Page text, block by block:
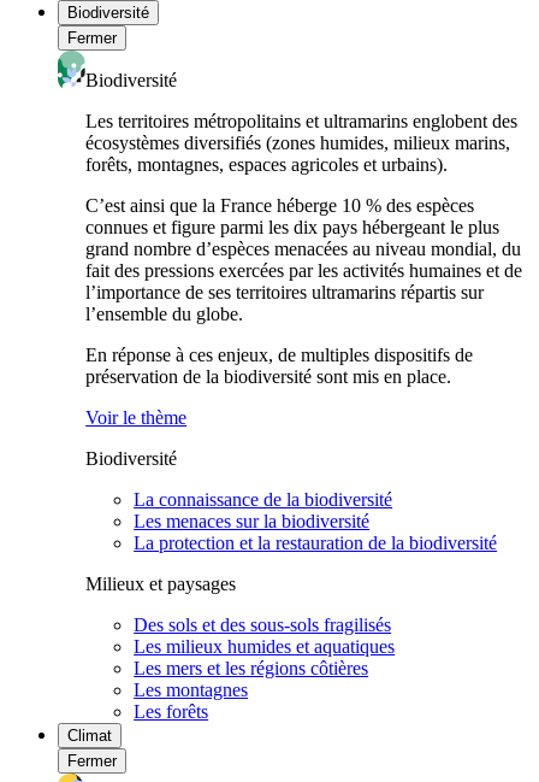
Biodiversité
Fermer
Biodiversité
Les territoires métropolitains et ultramarins englobent des
écosystèmes diversifiés (zones humides, milieux marins,
forêts, montagnes, espaces agricoles et urbains).
C’est ainsi que la France héberge 10 % des espèces
connues et figure parmi les dix pays hébergeant le plus
grand nombre d’espèces menacées au niveau mondial, du
fait des pressions exercées par les activités humaines et de
l’importance de ses territoires ultramarins répartis sur
l’ensemble du globe.
En réponse à ces enjeux, de multiples dispositifs de
préservation de la biodiversité sont mis en place.
Voir le thème
Biodiversité
La connaissance de la biodiversité
Les menaces sur la biodiversité
La protection et la restauration de la biodiversité
Milieux et paysages
Des sols et des sous-sols fragilisés
Les milieux humides et aquatiques
Les mers et les régions côtières
Les montagnes
Les forêts
Climat
Fermer